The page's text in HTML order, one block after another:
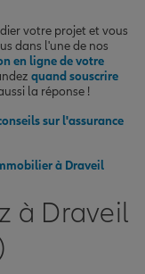
votre projet et vous
dans l'une de nos
en ligne de votre
quand souscrire
la réponse !
sur l'assurance
à Draveil
à Draveil